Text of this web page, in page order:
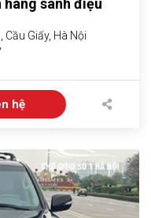
sành điệu
Cầu Giấy, Hà Nội
hệ